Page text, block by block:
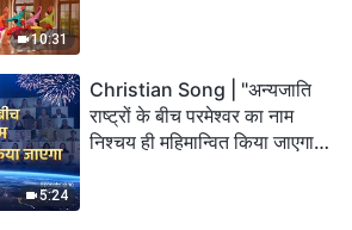
10:31
5:24
Christian Song | "अन्यजाति
राष्ट्रों के बीच परमेश्वर का नाम
निश्चय ही महिमान्वित किया जाएगा" |